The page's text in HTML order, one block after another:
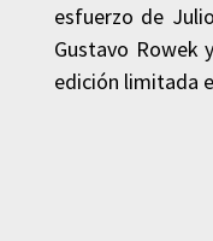
esfuerzo de
Gustavo Rowek
edición limitada